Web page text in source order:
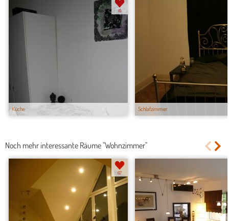
Küche
10
Schlafzimmer
Noch mehr interessante Räume "Wohnzimmer"
67